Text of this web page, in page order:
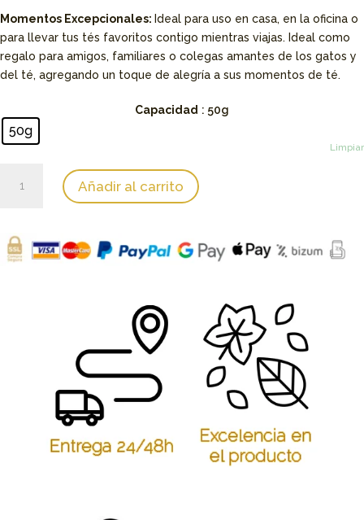
Momentos Excepcionales: Ideal para uso en casa, en la oficina o
para llevar tus tés favoritos contigo mientras viajas. Ideal como
regalo para amigos, familiares o colegas amantes de los gatos y
del té, agregando un toque de alegría a sus momentos de té.
Capacidad : 50g
50g
Limpiar
Estampado
Añadir al carrito